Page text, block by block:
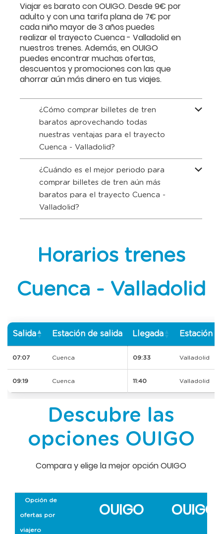
Viajar es barato con OUIGO. Desde 9€ por
adulto y con una tarifa plana de 7€ por
cada niño mayor de 3 años puedes
realizar el trayecto Cuenca - Valladolid en
nuestros trenes. Además, en OUIGO
puedes encontrar muchas ofertas,
descuentos y promociones con las que
ahorrar aún más dinero en tus viajes.
¿Cómo comprar billetes de tren
baratos aprovechando todas
nuestras ventajas para el trayecto
Cuenca - Valladolid?
¿Cuándo es el mejor periodo para
comprar billetes de tren aún más
baratos para el trayecto Cuenca -
Valladolid?
Horarios trenes
Cuenca - Valladolid
Salida Estación de salida Llegada Estación
07:07 Cuenca 09:33 Valladolid
09:19 Cuenca 11:40 Valladolid
Descubre las
opciones OUIGO
Compara y elige la mejor opción OUIGO
Opción de
ofertas por
viajero
OUIGO
OUIGO